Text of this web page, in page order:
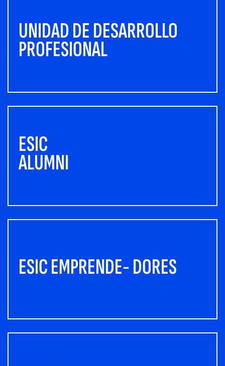
UNIDAD DE DESARROLLO
PROFESIONAL
ESIC
ALUMNI
ESIC EMPRENDE- DORES